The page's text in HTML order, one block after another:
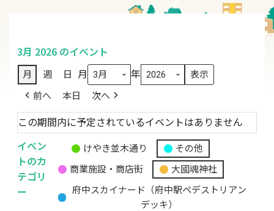
3月 2026 のイベント
月 週 日 月 年
前へ 本日 次へ
この期間内に予定されているイベントはありません
イベン
トのカ
テゴリ
ー
題
カ
けやき並木通り
その他
商業施設・商店街
大國魂神社
府中スカイナード（府中駅ペデストリアン
デッキ）